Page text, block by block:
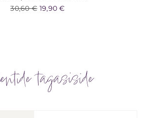
30,60€ 19,90€
tagasiside